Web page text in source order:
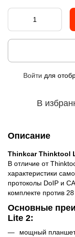
Войти для
В
Описание
Thinkcar Thinktool
В отличие от
характеристики
протоколы DoIP и
комплекте против
Основные
Lite 2:
мощный планшет